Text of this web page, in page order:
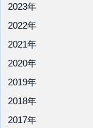
2023年
2022年
2021年
2020年
2019年
2018年
2017年